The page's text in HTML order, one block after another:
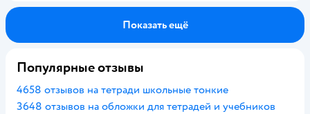
Показать ещё
Популярные отзывы
4658 отзывов на тетради школьные тонкие
3648 отзывов на обложки для тетрадей и учебников